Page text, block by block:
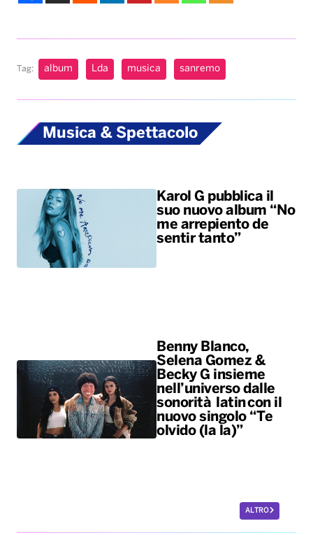
Tag: album Lda musica sanremo
Musica & Spettacolo
Karol G pubblica il
suo nuovo album “No
me arrepiento de
sentir tanto”
Benny Blanco,
Selena Gomez &
Becky G insieme
nell’universo dalle
sonorità latin con il
nuovo singolo “Te
olvido (la la)”
ALTRO